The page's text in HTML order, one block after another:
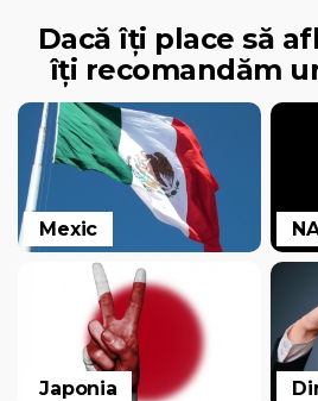
Dacă îți place să
îți recomandăm
Mexic
Japonia